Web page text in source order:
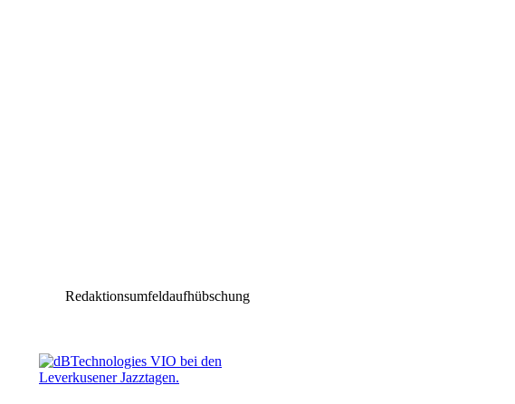
Redaktionsumfeldaufhübschung